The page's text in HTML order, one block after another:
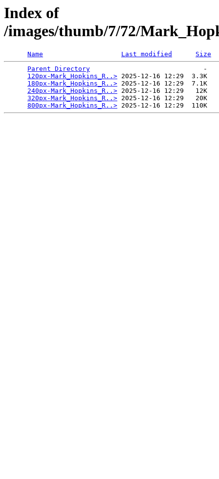
Index of
/images/thumb/7/72/
Name Last modified
Size
Parent Directory
                             -
120px-Mark_Hopkins_R..> 2025-12-16 12:29  3.3K
180px-Mark_Hopkins_R..> 2025-12-16 12:29  7.1K
240px-Mark_Hopkins_R..> 2025-12-16 12:29   12K
320px-Mark_Hopkins_R..> 2025-12-16 12:29   20K
800px-Mark_Hopkins_R..>